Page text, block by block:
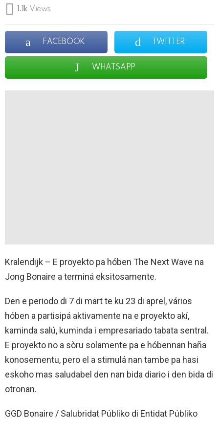
1.1k Views
FACEBOOK TWITTER
WHATSAPP
Kralendijk – E proyekto pa hóben The Next Wave na
Jong Bonaire a terminá eksitosamente.
Den e periodo di 7 di mart te ku 23 di aprel, vários
hóben a partisipá aktivamente na e proyekto akí,
kaminda salú, kuminda i empresariado tabata sentral.
E proyekto no a sòru solamente pa e hóbennan haña
konosementu, pero el a stimulá nan tambe pa hasi
eskoho mas saludabel den nan bida diario i den bida di
otronan.
GGD Bonaire / Salubridat Públiko di Entidat Públiko